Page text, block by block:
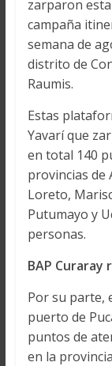
zarparon
campaña
semana de
distrito de
Raumis.
Estas
Yavarí que
en total 140
provincias de
Loreto,
Putumayo y
personas.
BAP Curaray
Por su parte,
puerto de
puntos de
en la